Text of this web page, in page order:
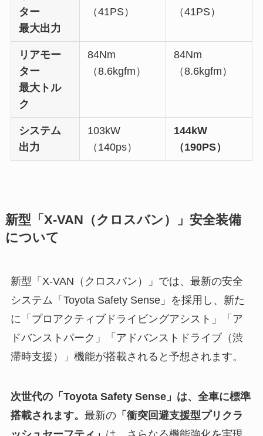
ター
最大出力
（41PS）
（41PS）
リアモー
ター
最大トル
ク
84Nm
（8.6kgfm）
84Nm
（8.6kgfm）
システム
出力
103kW
（140ps）
144kW
（190PS）
新型「X-VAN（クロスバン）」安全装備
について
新型「X-VAN（クロスバン）」では、最新の安全
システム「Toyota Safety Sense」を採用し、新た
に「プロアクティブドライビングアシスト」「ア
ドバンストパーク」「アドバンストドライブ（渋
滞時支援）」機能が搭載されると予想されます。
次世代の「Toyota Safety Sense」は、全車に標準
搭載されます。 最新の「衝突回避支援型プリクラ